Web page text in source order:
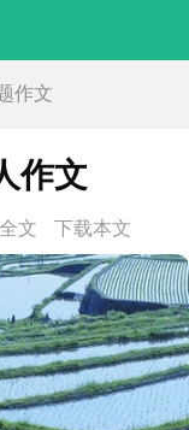
作文
作文
文 下载本文